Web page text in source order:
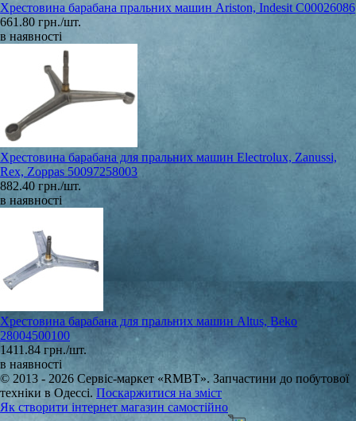
Хрестовина барабана пральних машин Ariston, Indesit C00026086
661.80 грн./шт.
в наявності
Хрестовина барабана для пральних машин Electrolux, Zanussi,
Rex, Zoppas 50097258003
882.40 грн./шт.
в наявності
Хрестовина барабана для пральних машин Altus, Beko
28004500100
1411.84 грн./шт.
в наявності
© 2013 - 2026 Сервіс-маркет «RMBT». Запчастини до побутової
техніки в Одессі. Поскаржитися на зміст
Як створити інтернет магазин самостійно